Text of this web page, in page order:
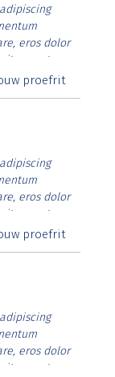
eros dolor
erat.
lorem
proefrit
eros dolor
erat.
lorem
proefrit
eros dolor
erat.